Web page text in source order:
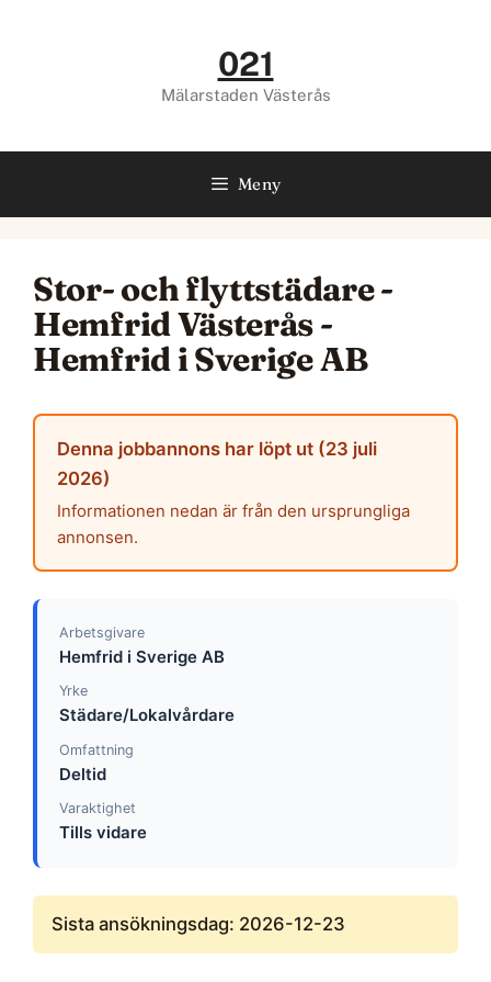
021
Mälarstaden Västerås
Meny
Stor- och flyttstädare -
Hemfrid Västerås -
Hemfrid i Sverige AB
Denna jobbannons har löpt ut (23 juli
2026)
Informationen nedan är från den ursprungliga
annonsen.
Arbetsgivare
Hemfrid i Sverige AB
Yrke
Städare/Lokalvårdare
Omfattning
Deltid
Varaktighet
Tills vidare
Sista ansökningsdag: 2026-12-23